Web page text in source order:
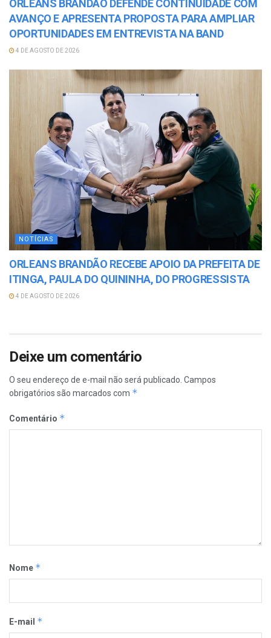
ORLEANS BRANDÃO DEFENDE CONTINUIDADE COM
AVANÇO E APRESENTA PROPOSTA PARA AMPLIAR
OPORTUNIDADES EM ENTREVISTA NA BAND
4 DE AGOSTO DE 2026
NOTÍCIAS
ORLEANS BRANDÃO RECEBE APOIO DA PREFEITA DE
ITINGA, PAULA DO QUININHA, DO PROGRESSISTA
4 DE AGOSTO DE 2026
Deixe um comentário
O seu endereço de e-mail não será publicado. Campos
obrigatórios são marcados com *
Comentário *
Nome *
E-mail *